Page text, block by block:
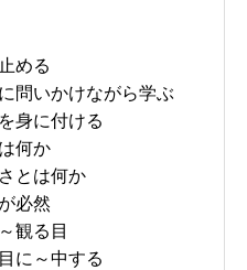
める
問いかけながら学ぶ
身に付ける
何か
とは何か
必然
観る目
に～中する